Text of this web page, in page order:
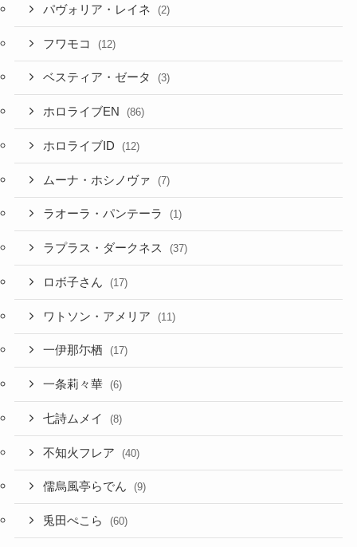
パヴォリア・レイネ (2)
フワモコ (12)
ベスティア・ゼータ (3)
ホロライブEN (86)
ホロライブID (12)
ムーナ・ホシノヴァ (7)
ラオーラ・パンテーラ (1)
ラプラス・ダークネス (37)
ロボ子さん (17)
ワトソン・アメリア (11)
一伊那尓栖 (17)
一条莉々華 (6)
七詩ムメイ (8)
不知火フレア (40)
儒烏風亭らでん (9)
兎田ぺこら (60)